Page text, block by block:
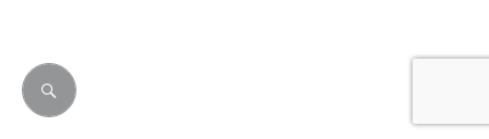
検